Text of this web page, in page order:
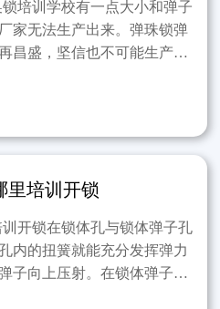
培训学校有一点大小和弹子
家无法生产出来。弹珠锁弹
昌盛，坚信也不可能生产出
里培训开锁
开锁在锁体孔与锁体弹子孔
内的扭簧就能充分发挥弹力
子向上压射。在锁体弹子孔